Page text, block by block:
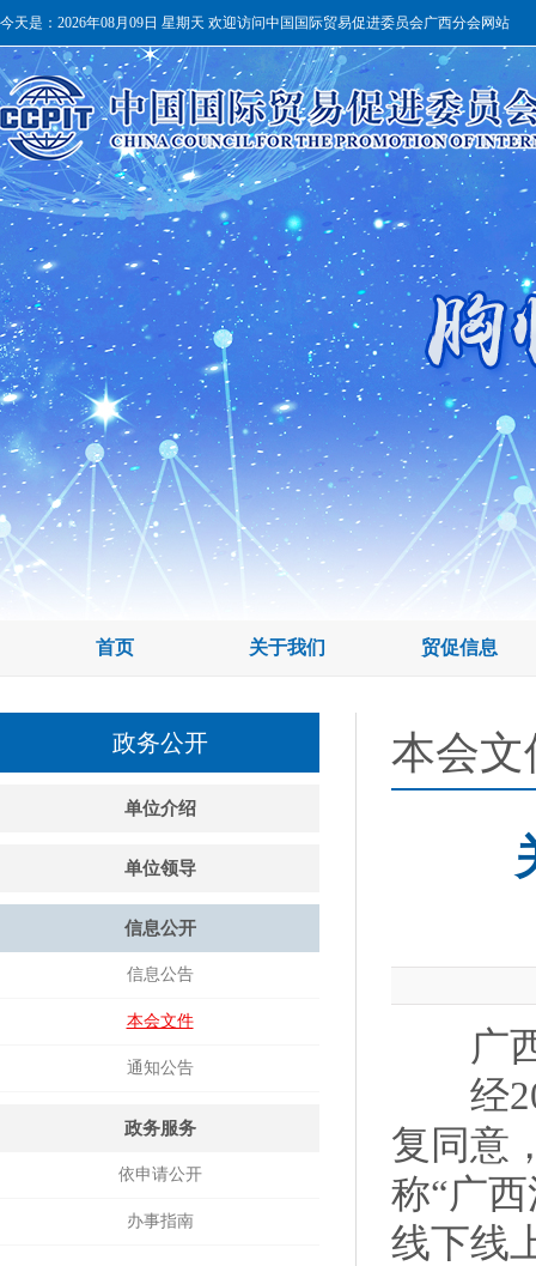
今天是： 2026年08月09日 星期天 欢迎访问中国国际贸易促进委员会广西分会网站
首页 关于我们 贸促信息
政务公开
单位介绍
单位领导
信息公开
信息公告
本会文件
通知公告
政务服务
依申请公开
办事指南
本会文
广西
经
复同意
称“广
线下线